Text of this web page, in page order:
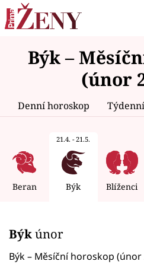
Trendy: Polabí Inspekce
Zrádci
Témata
Celebrity
Seriály
Býk –
(únor
Denní horoskop
Beran
21.4. - 21.5.
Býk Blíženci
Býkúnor
Býk – Měsíční horoskop (únor